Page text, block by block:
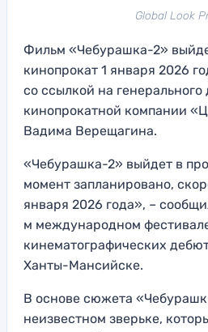
Global Look
Фильм «Чебурашка-2»
кинопрокат 1 января 2026
со ссылкой на генерального
кинопрокатной компании
Вадима Верещагина.
«Чебурашка-2» выйдет в
момент запланировано,
января 2026 года», –
м международном
кинематографических
Ханты-Мансийске.
В основе сюжета
неизвестном зверьке,